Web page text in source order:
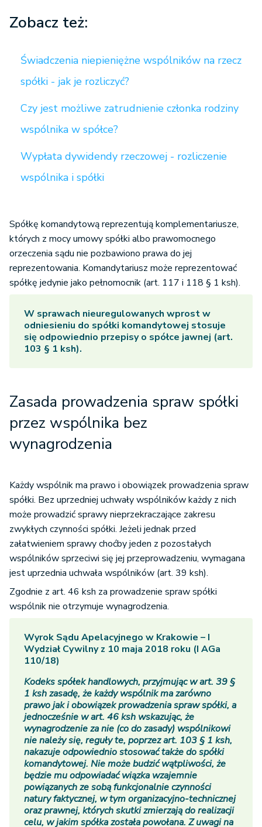
Zobacz też:
Świadczenia niepieniężne wspólników na rzecz
spółki - jak je rozliczyć?
Czy jest możliwe zatrudnienie członka rodziny
wspólnika w spółce?
Wypłata dywidendy rzeczowej - rozliczenie
wspólnika i spółki
Spółkę komandytową reprezentują komplementariusze,
których z mocy umowy spółki albo prawomocnego
orzeczenia sądu nie pozbawiono prawa do jej
reprezentowania. Komandytariusz może reprezentować
spółkę jedynie jako pełnomocnik (art. 117 i 118 § 1 ksh).
W sprawach nieuregulowanych wprost w
odniesieniu do spółki komandytowej stosuje
się odpowiednio przepisy o spółce jawnej (art.
103 § 1 ksh).
Zasada prowadzenia spraw spółki
przez wspólnika bez
wynagrodzenia
Każdy wspólnik ma prawo i obowiązek prowadzenia spraw
spółki. Bez uprzedniej uchwały wspólników każdy z nich
może prowadzić sprawy nieprzekraczające zakresu
zwykłych czynności spółki. Jeżeli jednak przed
załatwieniem sprawy choćby jeden z pozostałych
wspólników sprzeciwi się jej przeprowadzeniu, wymagana
jest uprzednia uchwała wspólników (art. 39 ksh).
Zgodnie z art. 46 ksh za prowadzenie spraw spółki
wspólnik nie otrzymuje wynagrodzenia.
Wyrok Sądu Apelacyjnego w Krakowie – I
Wydział Cywilny z 10 maja 2018 roku (I AGa
110/18)
Kodeks spółek handlowych, przyjmując w art. 39 §
1 ksh zasadę, że każdy wspólnik ma zarówno
prawo jak i obowiązek prowadzenia spraw spółki, a
jednocześnie w art. 46 ksh wskazując, że
wynagrodzenie za nie (co do zasady) wspólnikowi
nie należy się, reguły te, poprzez art. 103 § 1 ksh,
nakazuje odpowiednio stosować także do spółki
komandytowej. Nie może budzić wątpliwości, że
będzie mu odpowiadać wiązka wzajemnie
powiązanych ze sobą funkcjonalnie czynności
natury faktycznej, w tym organizacyjno-technicznej
oraz prawnej, których skutki zmierzają do realizacji
celu, w jakim spółka została powołana. Z uwagi na